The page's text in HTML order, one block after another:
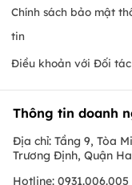
Chính sách bảo mật
tin
Điều khoản với Đối tác
Thông tin doanh
Địa chỉ: Tầng 9, Tòa
Trương Định, Quận
Hotline: 0931.006.005